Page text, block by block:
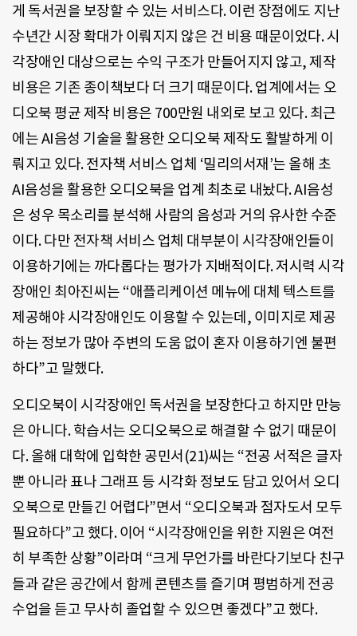
게 독서권을 보장할 수 있는 서비스다. 이런 장점에도 지난
수년간 시장 확대가 이뤄지지 않은 건 비용 때문이었다. 시
각장애인 대상으로는 수익 구조가 만들어지지 않고, 제작
비용은 기존 종이책보다 더 크기 때문이다. 업계에서는 오
디오북 평균 제작 비용은 700만원 내외로 보고 있다. 최근
에는 AI음성 기술을 활용한 오디오북 제작도 활발하게 이
뤄지고 있다. 전자책 서비스 업체 ‘밀리의서재’는 올해 초
AI음성을 활용한 오디오북을 업계 최초로 내놨다. AI음성
은 성우 목소리를 분석해 사람의 음성과 거의 유사한 수준
이다. 다만 전자책 서비스 업체 대부분이 시각장애인들이
이용하기에는 까다롭다는 평가가 지배적이다. 저시력 시각
장애인 최아진씨는 “애플리케이션 메뉴에 대체 텍스트를
제공해야 시각장애인도 이용할 수 있는데, 이미지로 제공
하는 정보가 많아 주변의 도움 없이 혼자 이용하기엔 불편
하다”고 말했다.
오디오북이 시각장애인 독서권을 보장한다고 하지만 만능
은 아니다. 학습서는 오디오북으로 해결할 수 없기 때문이
다. 올해 대학에 입학한 공민서(21)씨는 “전공 서적은 글자
뿐 아니라 표나 그래프 등 시각화 정보도 담고 있어서 오디
오북으로 만들긴 어렵다”면서 “오디오북과 점자도서 모두
필요하다”고 했다. 이어 “시각장애인을 위한 지원은 여전
히 부족한 상황”이라며 “크게 무언가를 바란다기보다 친구
들과 같은 공간에서 함께 콘텐츠를 즐기며 평범하게 전공
수업을 듣고 무사히 졸업할 수 있으면 좋겠다”고 했다.